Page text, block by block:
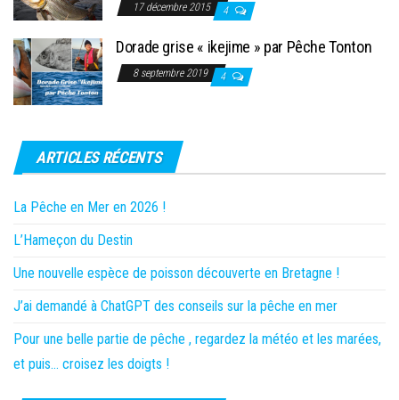
17 décembre 2015 4
Dorade grise « ikejime » par Pêche Tonton
8 septembre 2019 4
ARTICLES RÉCENTS
La Pêche en Mer en 2026 !
L’Hameçon du Destin
Une nouvelle espèce de poisson découverte en Bretagne !
J’ai demandé à ChatGPT des conseils sur la pêche en mer
Pour une belle partie de pêche , regardez la météo et les marées,
et puis… croisez les doigts !